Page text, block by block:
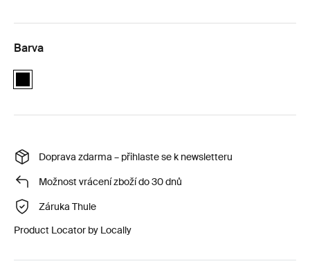
Barva
Doprava zdarma – přihlaste se k newsletteru
Možnost vrácení zboží do 30 dnů
Záruka Thule
Product Locator by Locally